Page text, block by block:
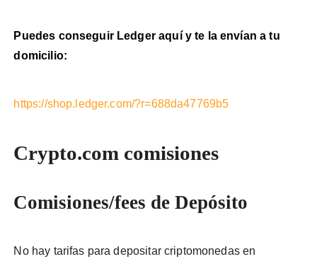
Puedes conseguir Ledger aquí y te la envían a tu
domicilio:
https://shop.ledger.com/?r=688da47769b5
Crypto.com comisiones
Comisiones/fees de Depósito
No hay tarifas para depositar criptomonedas en